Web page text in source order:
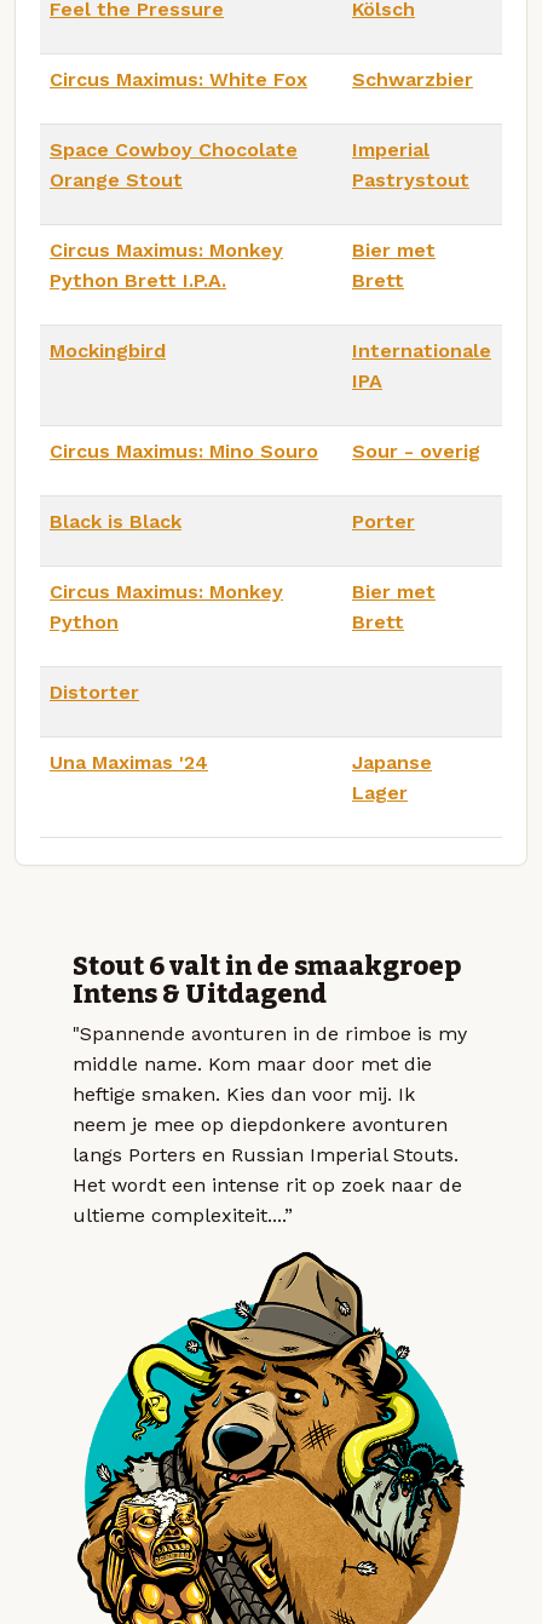
Feel the Pressure Kölsch
Circus Maximus: White Fox Schwarzbier
Space Cowboy Chocolate
Orange Stout
Imperial
Pastrystout
Circus Maximus: Monkey
Python Brett I.P.A.
Bier met
Brett
Mockingbird
Internationale
IPA
Circus Maximus: Mino Souro Sour - overig
Black is Black Porter
Circus Maximus: Monkey
Python
Bier met
Brett
Distorter
Una Maximas '24
Japanse
Lager
Stout 6 valt in de smaakgroep
Intens & Uitdagend
"Spannende avonturen in de rimboe is my
middle name. Kom maar door met die
heftige smaken. Kies dan voor mij. Ik
neem je mee op diepdonkere avonturen
langs Porters en Russian Imperial Stouts.
Het wordt een intense rit op zoek naar de
ultieme complexiteit....”